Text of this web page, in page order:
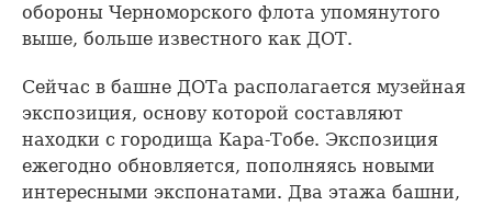
обороны Черноморского флота упомянутого
выше, больше известного как ДОТ.
Сейчас в башне ДОТа располагается музейная
экспозиция, основу которой составляют
находки с городища Кара-Тобе. Экспозиция
ежегодно обновляется, пополняясь новыми
интересными экспонатами. Два этажа башни,